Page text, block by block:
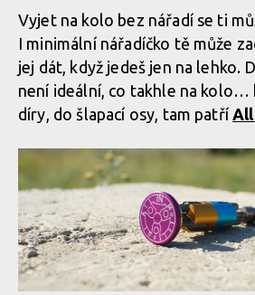
Vyjet na kolo bez nářadí se ti
I minimální nářadíčko tě může
jej dát, když jedeš jen na lehko.
není ideální, co takhle na kolo…
díry, do šlapací osy, tam patří